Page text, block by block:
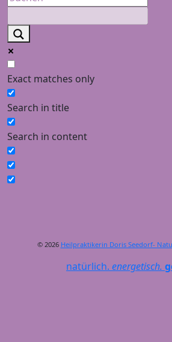
Exact matches only
Search in title
Search in content
© 2026 Heilpraktikerin Doris Seedorf-
natürlich. energetisch.